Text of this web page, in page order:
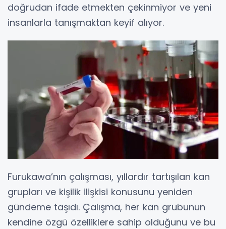
doğrudan ifade etmekten çekinmiyor ve yeni
insanlarla tanışmaktan keyif alıyor.
Furukawa’nın çalışması, yıllardır tartışılan kan
grupları ve kişilik ilişkisi konusunu yeniden
gündeme taşıdı. Çalışma, her kan grubunun
kendine özgü özelliklere sahip olduğunu ve bu